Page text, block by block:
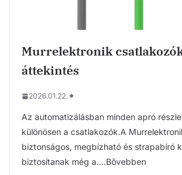
Murrelektronik
áttekintés
2026.01.22.
Az automatizálásban minden apró
különösen a csatlakozók.A
biztonságos, megbízható és strapabíró
biztosítanak még a….Bővebben